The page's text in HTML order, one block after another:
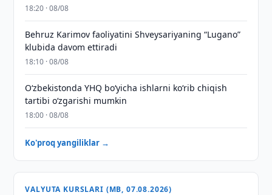
18:20 · 08/08
Behruz Karimov faoliyatini Shveysariyaning “Lugano”
klubida davom ettiradi
18:10 · 08/08
O‘zbekistonda YHQ bo‘yicha ishlarni ko‘rib chiqish
tartibi o‘zgarishi mumkin
18:00 · 08/08
Ko'proq yangiliklar →
VALYUTA KURSLARI (MB, 07.08.2026)